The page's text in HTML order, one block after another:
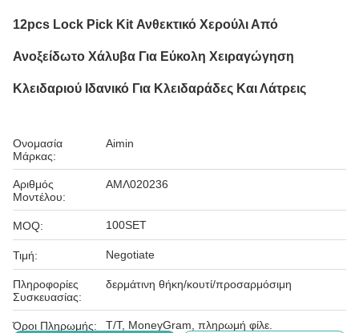
12pcs Lock Pick Kit Ανθεκτικό Χερούλι Από
Ανοξείδωτο Χάλυβα Για Εύκολη Χειραγώγηση
Κλειδαριού Ιδανικό Για Κλειδαράδες Και Λάτρεις
Ονομασία
Μάρκας:
Aimin
Αριθμός
Μοντέλου:
ΑΜΛ020236
MOQ: 100SET
Τιμή: Negotiate
Πληροφορίες
Συσκευασίας:
δερμάτινη θήκη/κουτί/προσαρμόσιμη
Όροι Πληρωμής:
Τ/Τ, MoneyGram, πληρωμή φίλε.